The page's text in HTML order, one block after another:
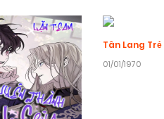
Tân Lang Trẻ
01/01/1970